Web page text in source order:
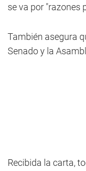
se va por "razones
También asegura
Senado y la
Recibida la carta,